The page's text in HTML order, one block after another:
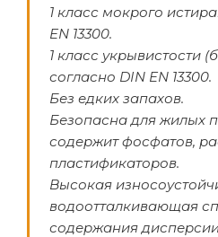
1 класс мокрого
EN 13300.
1 класс укрывистости
согласно DIN EN 13300.
Без едких запахов.
Безопасна для жилых
содержит фосфатов,
пластификаторов.
Высокая
водоотталкивающая
содержания